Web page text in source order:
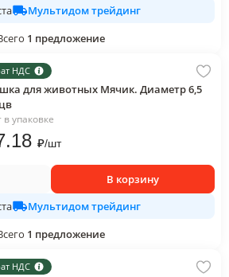
Мультидом трейдинг
1 предложение
НДС
для животных Мячик. Диаметр 6,5
упаковке
.18 ₽/шт
В корзину
Мультидом трейдинг
1 предложение
НДС